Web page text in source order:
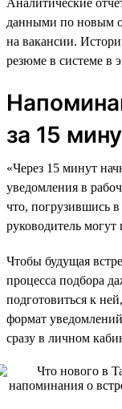
данными по новым
на вакансии.
резюме в системе в
за 15
«Через 15 минут
уведомления в
что, погрузившись
руководитель
Чтобы будущая
процесса подбора
подготовиться к
формат
сразу в личном